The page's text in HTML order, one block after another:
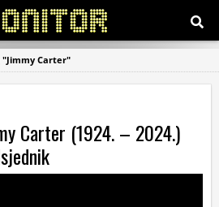
"Jimmy Carter"
Carter (1924. – 2024.)